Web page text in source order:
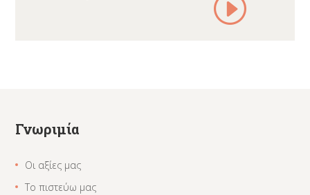
Γνωριμία
Οι αξίες μας
Το πιστεύω μας